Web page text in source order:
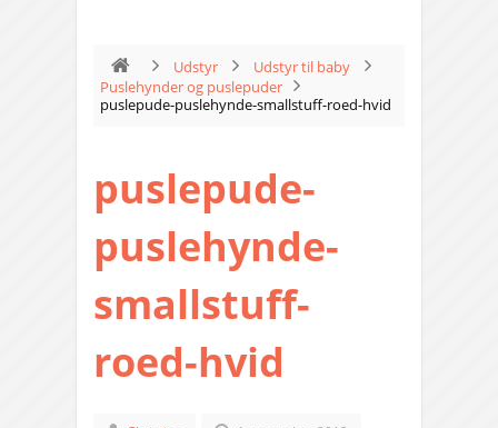
Udstyr
Udstyr til baby
Puslehynder og puslepuder
puslepude-puslehynde-smallstuff-roed-hvid
puslepude-
puslehynde-
smallstuff-
roed-hvid